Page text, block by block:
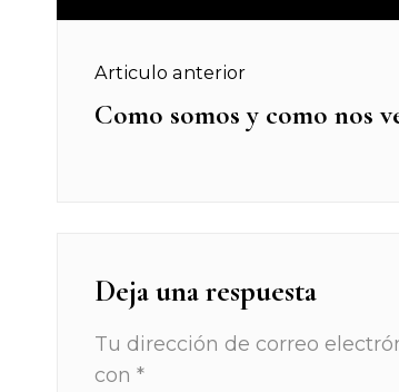
de
Articulo anterior
Previous
Como somos y como nos
Deja una respuesta
Tu dirección de correo
con *